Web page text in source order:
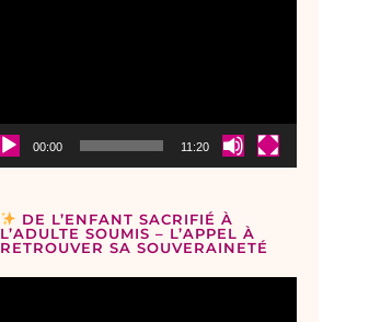
00:00 11:20
DE L’ENFANT SACRIFIÉ À
L’ADULTE SOUMIS – L’APPEL À
RETROUVER SA SOUVERAINETÉ